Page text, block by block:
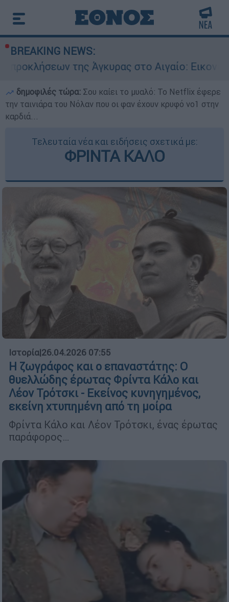
BREAKING NEWS:
Άγκυρας στο Αιγαίο: Εικονική αερομαχία
δημοφιλές τώρα: Σου καίει το μυαλό: Το Netflix έφερε
την ταινιάρα του Νόλαν που οι φαν έχουν κρυφό νο1 στην
καρδιά...
Τελευταία νέα και ειδήσεις σχετικά με:
ΦΡΙΝΤΑ ΚΑΛΟ
Ιστορία|26.04.2026 07:55
Η ζωγράφος και ο επαναστάτης: Ο
θυελλώδης έρωτας Φρίντα Κάλο και
Λέον Τρότσκι - Εκείνος κυνηγημένος,
εκείνη χτυπημένη από τη μοίρα
Φρίντα Κάλο και Λέον Τρότσκι, ένας έρωτας
παράφορος…